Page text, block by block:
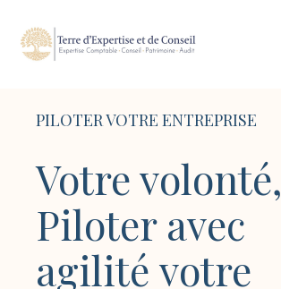
Aller
au
Créer et reprendre une activité
Développer votre entreprise
Construire votre patrimoine
Piloter votre gestion
PILOTER VOTRE ENTREPRISE
Votre volonté,
Piloter avec
agilité votre